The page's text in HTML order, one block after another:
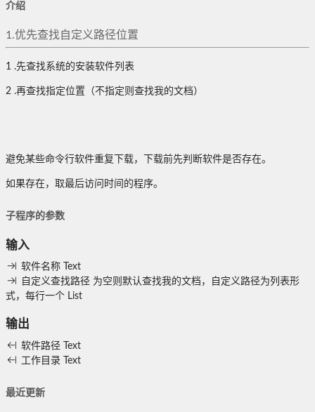
介绍
1.优先查找自定义路径位置
1 .先查找系统的安装软件列表
2 .再查找指定位置（不指定则查找我的文档）
避免某些命令行软件重复下载，下载前先判断软件是否存在。
如果存在，取最后访问时间的程序。
子程序的参数
输入
软件名称
Text
自定义查找路径 为空则默认查找我的文档，自定义路径为列表形
式，每行一个 List
输出
软件路径
Text
工作目录
Text
最近更新